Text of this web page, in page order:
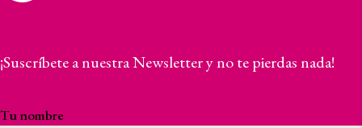
¡Suscríbete a nuestra Newsletter y no te pierdas nada!
Tu nombre